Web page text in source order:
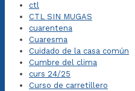
ctl
CTL SIN MUGAS
cuarentena
Cuaresma
Cuidado de la casa común
Cumbre del clima
curs 24/25
Curso de carretillero